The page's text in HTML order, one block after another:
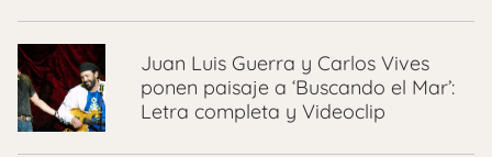
Juan Luis Guerra y Carlos Vives
ponen paisaje a ‘Buscando el Mar’:
Letra completa y Videoclip